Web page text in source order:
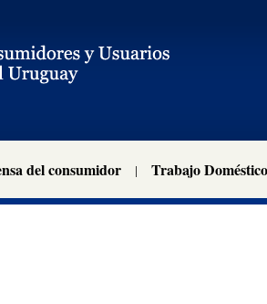
del consumidor Trabajo Doméstico